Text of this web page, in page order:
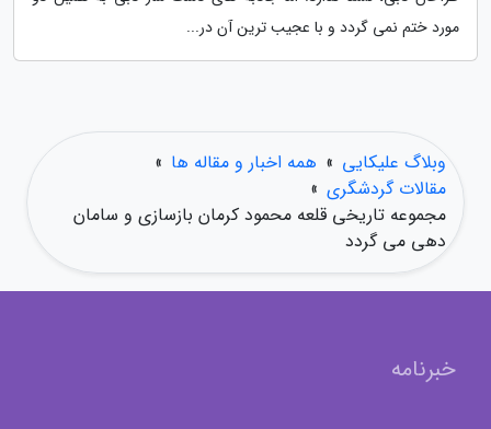
مورد ختم نمی گردد و با عجیب ترین آن در...
وبلاگ علیکایی » همه اخبار و مقاله ها »
مقالات گردشگری »
مجموعه تاریخی قلعه محمود کرمان بازسازی و سامان
دهی می گردد
خبرنامه